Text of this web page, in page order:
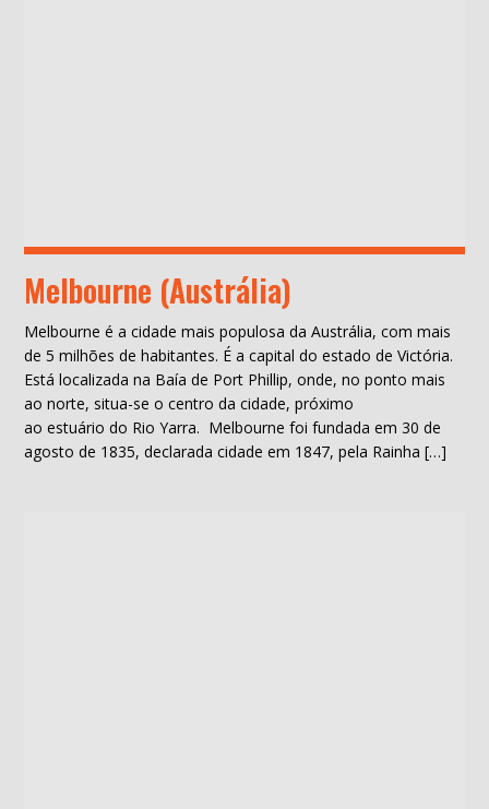
Melbourne (Austrália)
Melbourne é a cidade mais populosa da Austrália, com mais
de 5 milhões de habitantes. É a capital do estado de Victória.
Está localizada na Baía de Port Phillip, onde, no ponto mais
ao norte, situa-se o centro da cidade, próximo
ao estuário do Rio Yarra. Melbourne foi fundada em 30 de
agosto de 1835, declarada cidade em 1847, pela Rainha […]